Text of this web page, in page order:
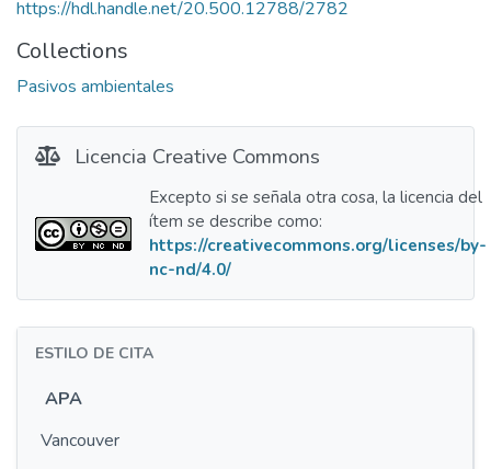
https://hdl.handle.net/20.500.12788/2782
Collections
Pasivos ambientales
Licencia Creative Commons
Excepto si se señala otra cosa, la licencia del
ítem se describe como:
https://creativecommons.org/licenses/by-
nc-nd/4.0/
ESTILO DE CITA
APA
Vancouver